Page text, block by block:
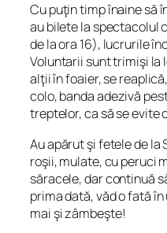
Cu puţin timp înaine să
au bilete la spectacolul
de la ora 16), lucrurile
Voluntarii sunt trimişi la
alţii în foaier, se
colo, banda adezivă
treptelor, ca să se evite
Au apărut şi fetele de
roşii, mulate, cu peruci
săracele, dar continuă
prima dată, văd o fată
mai şi zâmbeşte!